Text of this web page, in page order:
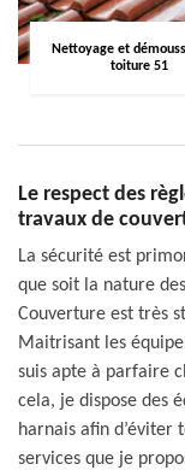
Nettoyage et
toiture 51
Le respect des
travaux de
La sécurité est
que soit la nature
Couverture est très
Maitrisant les
suis apte à parfaire
cela, je dispose des
harnais afin d’éviter
services que je